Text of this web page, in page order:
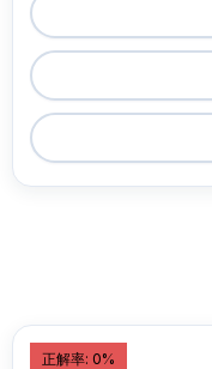
正解率: 0%